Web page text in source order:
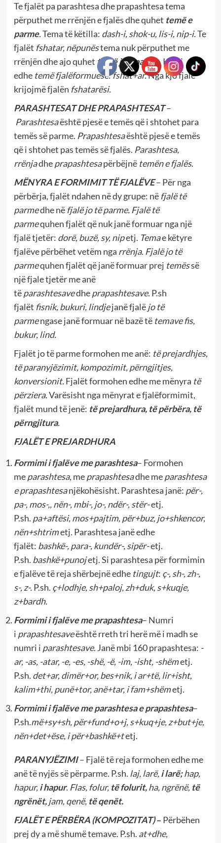
Te fjalët pa parashtesa dhe prapashtesa tema
përputhet me rrënjën e fjalës dhe quhet temë e
parme.Tema të këtilla: dash-i, shok-u, lis-i, nip-i.Te
fjalët fshatar, nëpunëstema nuk përputhet me
rrënjën dhe ajo quhet temë jo e parme.Kemi
edhe temë fjalëformuese:fshat+ar.Nga kjo fjalë
krijojmë fjalën fshatarësi.
PARASHTESAT DHE PRAPASHTESAT–
Parashtesaështë pjesë e temës që i shtohet para
temës së parme. Prapashtesaështë pjesë e temës
që i shtohet pas temës së fjalës. Parashtesa,
rrënjadheprapashtesapërbëjnë temën e fjalës.
MËNYRA E FORMIMIT TË FJALËVE– Për nga
përbërja, fjalët ndahen në dy grupe: në fjalë të
parmedhe në fjalë jo të parme. Fjalë të
parmequhen fjalët që nuk janë formuar nga një
fjalë tjetër: dorë, buzë, sy, nipetj. Temae këtyre
fjalëve përbëhet vetëm nga rrënja. Fjalë jo të
parmequhen fjalët që janë formuar prej temëssë
një fjale tjetër me anë
tëparashtesavedheprapashtesave. P.sh
fjalët fisnik, bukuri, lindjejanë fjalëjo të
parmengase janë formuar në bazë të temave fis,
bukur, lind.
Fjalët jo të parme formohen me anë: të prejardhjes,
të paranyjëzimit, kompozimit, përngjitjes,
konversionit.Fjalët formohen edhe me mënyra të
përziera.Varësisht nga mënyrat e fjalëformimit,
fjalët mund të jenë: të prejardhura, të përbëra, të
përngjitura.
FJALËT E PREJARDHURA
Formimi i fjalëve me parashtesa– Formohen
meparashtesa, meprapashtesadhe meparashtesa
e prapashtesanjëkohësisht. Parashtesa janë: për-,
pa-, mos-,, nën-, mbi-, jo-, ndër-, stër-etj.
P.sh. pa+aftësi, mos+pajtim, për+buz, jo+shkencor,
nën+shtrimetj. Parashtesa janë edhe
fjalët: bashkë-, para-, kundër-, sipër-etj.
P.sh. bashkë+punojetj. Si parashtesa për formimin
e fjalëve të reja shërbejnë edhe tingujt: ç-, sh-, zh-,
s-, z-.P.sh. ç+lodhje, sh+paloj, zh+duk, s+kuqje,
z+bardh.
Formimi i fjalëve me prapashtesa– Numri
i prapashtesaveështë rreth tri herë më i madh se
numri i parashtesave. Janë mbi 160 prapashtesa: -
ar, -as, -atar, -e, -es, -shë, -ë, -im, -isht, -shëmetj.
P.sh. det+ar, dimër+or, bes+nik, i ar+të, lir+isht,
kalim+thi, punë+tor, anë+tar, i fam+shëmetj.
Formimi i fjalëve me parashtesa e prapashtesa–
P.sh.më+sy+sh, për+fund+o+j, s+kuq+je, z+but+je,
nën+det+ëse, i për+bashkë+tetj.
PARANYJËZIMI– Fjalë të reja formohen edhe me
anë të nyjës së përparme. P.sh. laj, larë,i larë;hap,
hapur,i hapur. Flas, folur, të folurit,ha, ngrënë, të
ngrënët,jam, qenë, të qenët.
FJALËT E PËRBËRA (KOMPOZITAT)– Përbëhen
prej dy a më shumë temave. P.sh. at+dhe,